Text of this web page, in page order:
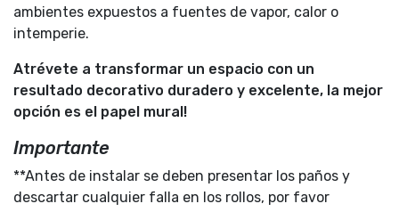
ambientes expuestos a fuentes de vapor, calor o
intemperie.
Atrévete a transformar un espacio con un
resultado decorativo duradero y excelente, la mejor
opción es el papel mural!
Importante
**Antes de instalar se deben presentar los paños y
descartar cualquier falla en los rollos, por favor